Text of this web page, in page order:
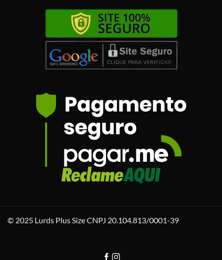
© 2025 Lurds Plus Size CNPJ 20.104.813/0001-39